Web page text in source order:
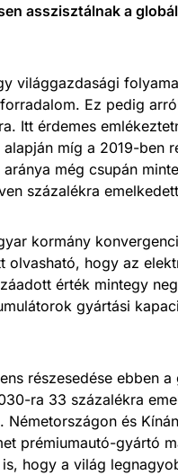
asszisztálnak a
világgazdasági
Ez pedig
Itt érdemes
míg a 2019-ben
még csupán
százalékra
kormány
hogy az
érték mintegy
gyártási
részesedése ebben
ra 33 százalékra
és
prémiumautó-gyártó
hogy a világ